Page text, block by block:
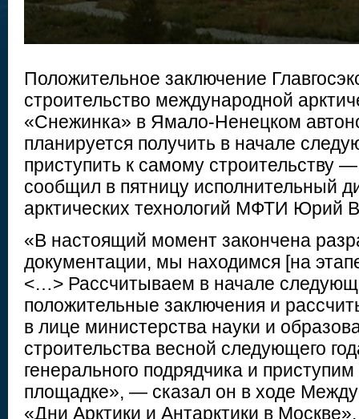
Положительное заключение
строительство международной
«Снежинка» в Ямало-Ненецком
планируется получить в начале
приступить к самому строительству
сообщил в пятницу исполнительный
арктических технологий МФТИ Юрий
«В настоящий момент закончена
документации, мы находимся [на
<…> Рассчитываем в начале
положительные заключения и
в лице министерства науки и
строительства весной следующего
генерального подрядчика и
площадке», — сказал он в ходе
«Дни Арктики и Антарктики в Москве».